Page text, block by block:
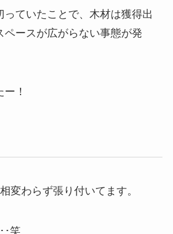
っていたことで、木材は獲得出
ペースが広がらない事態が発
！
変わらず張り付いてます。
･笑